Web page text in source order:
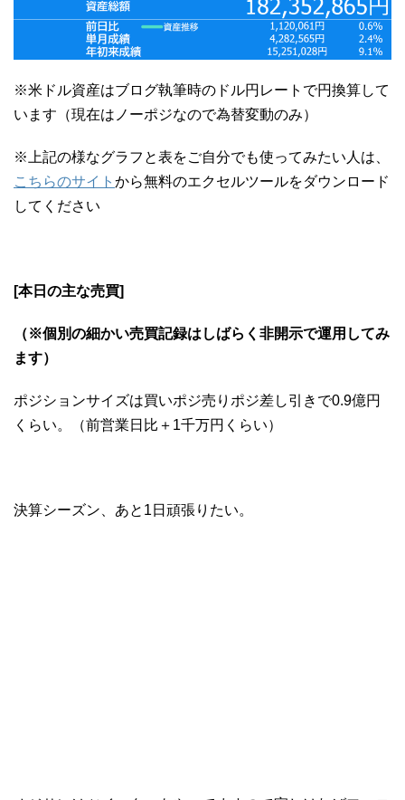
※米ドル資産はブログ執筆時のドル円レートで円換算して
います（現在はノーポジなので為替変動のみ）
※上記の様なグラフと表をご自分でも使ってみたい人は、
こちらのサイト から無料のエクセルツールをダウンロード
してください
[本日の主な売買]
（※個別の細かい売買記録はしばらく非開示で運用してみ
ます）
ポジションサイズは買いポジ売りポジ差し引きで0.9億円
くらい。（前営業日比＋1千万円くらい）
決算シーズン、あと1日頑張りたい。